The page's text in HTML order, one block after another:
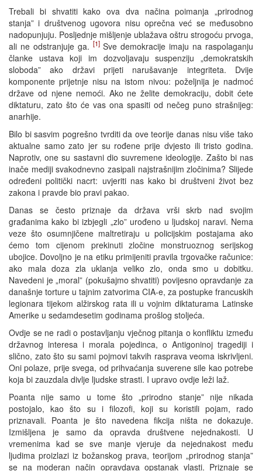
Trebali bi shvatiti kako ova dva načina poimanja „prirodnog
stanja” i društvenog ugovora nisu oprečna već se međusobno
nadopunjuju. Posljednje mišljenje ublažava oštru strogoću prvoga,
ali ne odstranjuje ga. [1]Sve demokracije imaju na raspolaganju
članke ustava koji im dozvoljavaju suspenziju „demokratskih
sloboda” ako državi prijeti narušavanje integriteta. Dvije
komponente prijetnje nisu na istom nivou: poželjnija je nadmoć
države od njene nemoći. Ako ne želite demokraciju, dobit ćete
diktaturu, zato što će vas ona spasiti od nečeg puno strašnijeg:
anarhije.
Bilo bi sasvim pogrešno tvrditi da ove teorije danas nisu više tako
aktualne samo zato jer su rođene prije dvjesto ili tristo godina.
Naprotiv, one su sastavni dio suvremene ideologije. Zašto bi nas
inače mediji svakodnevno zasipali najstrašnijim zločinima? Slijede
određeni politički nacrt: uvjeriti nas kako bi društveni život bez
zakona i pravde bio pravi pakao.
Danas se često priznaje da država vrši skrb nad svojim
građanima kako bi izbjegli „zlo” urođeno u ljudskoj naravi. Nema
veze što osumnjičene maltretiraju u policijskim postajama ako
ćemo tom cijenom prekinuti zločine monstruoznog serijskog
ubojice. Dovoljno je na etiku primijeniti pravila trgovačke računice:
ako mala doza zla uklanja veliko zlo, onda smo u dobitku.
Navedeni je „moral” (pokušajmo shvatiti) povijesno opravdanje za
današnje torture u tajnim zatvorima CIA-e, za postupke francuskih
legionara tijekom alžirskog rata ili u vojnim diktaturama Latinske
Amerike u sedamdesetim godinama prošlog stoljeća.
Ovdje se ne radi o postavljanju vječnog pitanja o konfliktu između
državnog interesa i morala pojedinca, o Antigoninoj tragediji i
slično, zato što su sami pojmovi takvih rasprava veoma iskrivljeni.
Oni polaze, prije svega, od prihvaćanja suverene sile kao potrebe
koja bi zauzdala divlje ljudske strasti. I upravo ovdje leži laž.
Poanta nije samo u tome što „prirodno stanje” nije nikada
postojalo, kao što su i filozofi, koji su koristili pojam, rado
priznavali. Poanta je što navedena fikcija ništa ne dokazuje.
Izmišljena je samo da opravda društvene nejednakosti. U
vremenima kad se sve manje vjeruje da nejednakost među
ljudima proizlazi iz božanskog prava, teorijom „prirodnog stanja”
se na moderan način opravdava opstanak vlasti. Priznaje se